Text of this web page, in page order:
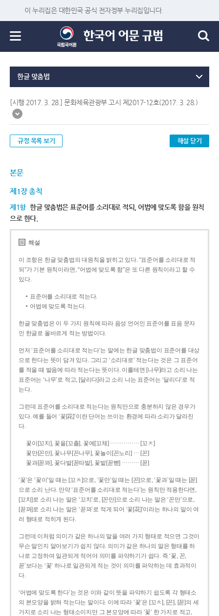
이 누리집은 대한민국 공식 전자정부 누리집입니다.
한글 맞춤법
[시행 2017. 3. 28.] 문화체육관광부 고시 제2017-12호(2017. 3. 28.)
규정 목록 보기 해설 닫기
본문
제1장 총칙
제1항 한글 맞춤법은 표준어를 소리대로 적되, 어법에 맞도록 함을 원칙
으로 한다.
해설
이 조항은 한글 맞춤법의 대원칙을 밝히고 있다. “표준어를 소리대로 적
되”가 기본 원칙이라면, “어법에 맞도록 함”은 또 다른 원칙이라고 할 수
있다.
표준어를 소리대로 적는다.
어법에 맞도록 적는다.
한글 맞춤법은 이 두 가지 원칙에 따라 음성 언어인 표준어를 표음 문자
인 한글로 올바르게 적는 방법이다.
먼저 ‘표준어를 소리대로 적는다’는 말에는 한글 맞춤법이 표준어를 대상
으로 한다는 뜻이 담겨 있다. 그리고 ‘소리대로’ 적는다는 것은 그 표준어
를 적을 때 발음에 따라 적는다는 뜻이다. 이를테면 [나무]라고 소리 나는
표준어는 ‘나무’로 적고, [달리다]라고 소리 나는 표준어는 ‘달리다’로 적
는다.
그런데 표준어를 소리대로 적는다는 원칙만으로 충분하지 않은 경우가
있다. 예를 들어 ‘꽃[花]’이란 단어는 쓰이는 환경에 따라 소리가 달라진
다.
꽃이[꼬치], 꽃을[꼬츨], 꽃에[꼬체] …………… [꼬ㅊ]
꽃만[꼰만], 꽃나무[꼰나무], 꽃놀이[꼰노리] … [꼰]
꽃과[꼳꽈], 꽃다발[꼳따발], 꽃밭[꼳빧] ……… [꼳]
‘꽃’은 ‘꽃이’일 때는 [꼬ㅊ]으로, ‘꽃만’일 때는 [꼰]으로, ‘꽃과’일 때는 [꼳]
으로 소리 난다. 만약 ‘표준어를 소리대로 적는다’는 원칙만 적용한다면,
[꼬치]로 소리 나는 말은 ‘꼬치’로, [꼰만]으로 소리 나는 말은 ‘꼰만’으로,
[꼳꽈]로 소리 나는 말은 ‘꼳꽈’로 적게 되어 ‘꽃[花]’이라는 하나의 말이 여
러 형태로 적히게 된다.
그런데 이처럼 의미가 같은 하나의 말을 여러 가지 형태로 적으면 그것이
무슨 말인지 알아보기가 쉽지 않다. 의미가 같은 하나의 말은 형태를 하
나로 고정하여 일관되게 적어야 의미를 파악하기가 쉽다. 즉 ‘꽃, 꼰,
꼳’보다는 ‘꽃’ 하나로 일관되게 적는 것이 의미를 파악하는 데 효과적이
다.
‘어법에 맞도록 한다’는 것은 이와 같이 뜻을 파악하기 쉽도록 각 형태소
의 본모양을 밝혀 적는다는 말이다. 이에 따라 ‘꽃’은 [꼬ㅊ], [꼰], [꼳]의 세
가지로 소리 나는 형태소이지만 그 본모양에 따라 ‘꽃’ 한 가지로 적고,